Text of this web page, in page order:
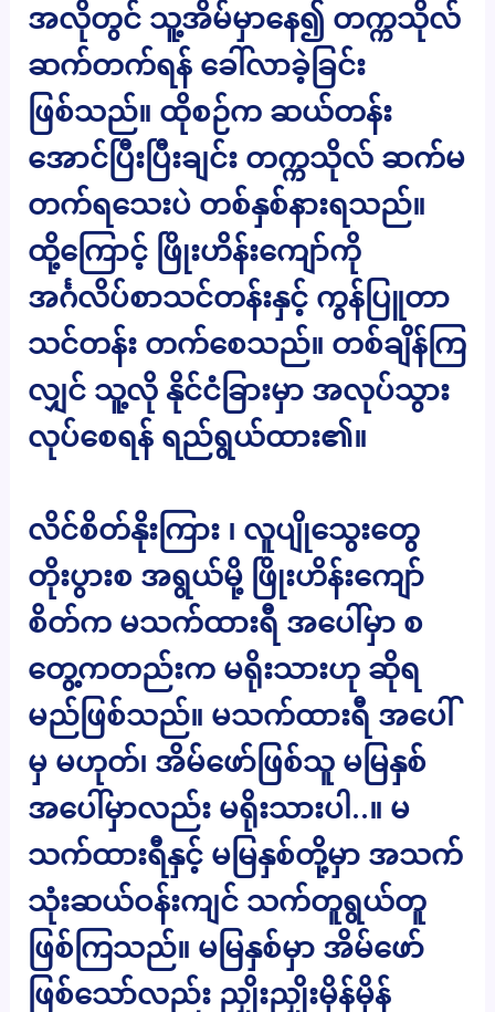
အလိုတွင် သူ့အိမ်မှာနေ၍ တက္ကသိုလ်
ဆက်တက်ရန် ခေါ်လာခဲ့ခြင်း
ဖြစ်သည်။ ထိုစဉ်က ဆယ်တန်း
အောင်ပြီးပြီးချင်း တက္ကသိုလ် ဆက်မ
တက်ရသေးပဲ တစ်နှစ်နားရသည်။
ထို့ကြောင့် ဖြိုးဟိန်းကျော်ကို
အင်္ဂလိပ်စာသင်တန်းနှင့် ကွန်ပြူတာ
သင်တန်း တက်စေသည်။ တစ်ချိန်ကြ
လျှင် သူ့လို နိုင်ငံခြားမှာ အလုပ်သွား
လုပ်စေရန် ရည်ရွယ်ထား၏။
လိင်စိတ်နိုးကြား ၊ လူပျိုသွေးတွေ
တိုးပွားစ အရွယ်မို့ ဖြိုးဟိန်းကျော်
စိတ်က မသက်ထားရီ အပေါ်မှာ စ
တွေ့ကတည်းက မရိုးသားဟု ဆိုရ
မည်ဖြစ်သည်။ မသက်ထားရီ အပေါ်
မှ မဟုတ်၊ အိမ်ဖော်ဖြစ်သူ မမြနှစ်
အပေါ်မှာလည်း မရိုးသားပါ..။ မ
သက်ထားရီနှင့် မမြနှစ်တို့မှာ အသက်
သုံးဆယ်ဝန်းကျင် သက်တူရွယ်တူ
ဖြစ်ကြသည်။ မမြနှစ်မှာ အိမ်ဖော်
ဖြစ်သော်လည်း ညှိုးညှိုးမှိန်မှိန်